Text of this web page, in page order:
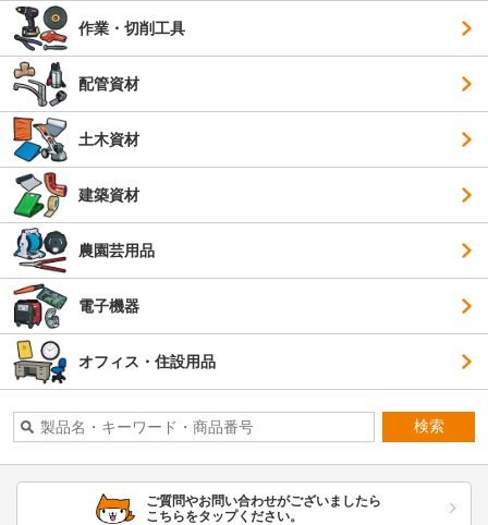
作業・切削工具
配管資材
土木資材
建築資材
農園芸用品
電子機器
オフィス・住設用品
検索
ご質問やお問い合わせがございましたら
こちらをタップください。